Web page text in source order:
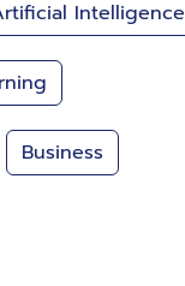
Intelligence
Business